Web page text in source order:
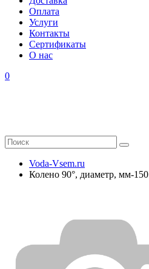
Оплата
Услуги
Контакты
Cертификаты
О нас
0
Voda-Vsem.ru
Колено 90°, диаметр, мм-150